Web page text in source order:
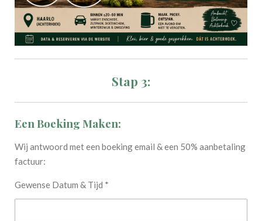
Stap 3:
Een Boeking Maken:
Wij antwoord met een boeking email & een 50% aanbetaling
factuur:
Gewense Datum & Tijd *